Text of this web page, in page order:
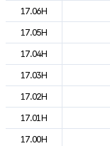
17.06H
17.05H
17.04H
17.03H
17.02H
17.01H
17.00H